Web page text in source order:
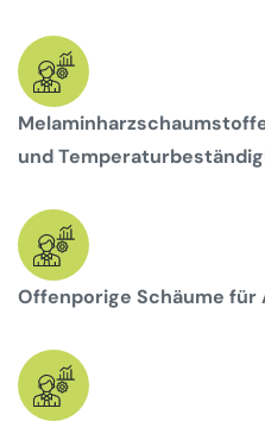
und
Offenporige Schäume